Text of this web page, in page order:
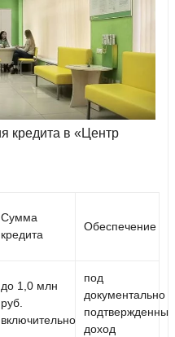
кредита в «Центр
Сумма
кредита
Обеспечение
до 1,0 млн
руб.
включительно
под
документально
подтвержденный
доход